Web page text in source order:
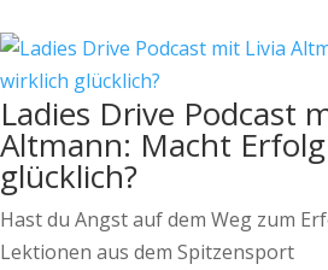
Ladies Drive Podcast
Altmann: Macht
glücklich?
Hast du Angst auf dem Weg zum
Lektionen aus dem Spitzensport